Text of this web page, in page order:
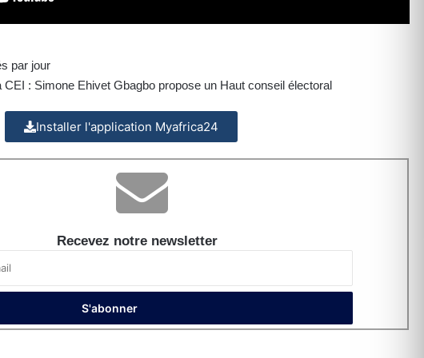
par jour
CEI : Simone Ehivet Gbagbo propose un Haut conseil électoral
Installer l'application Myafrica24
Recevez notre newsletter